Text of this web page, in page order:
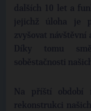
dalších 10 let a
jejichž úloha je
zvyšovat
Díky tomu
soběstačnosti
Na příští období
rekonstrukci